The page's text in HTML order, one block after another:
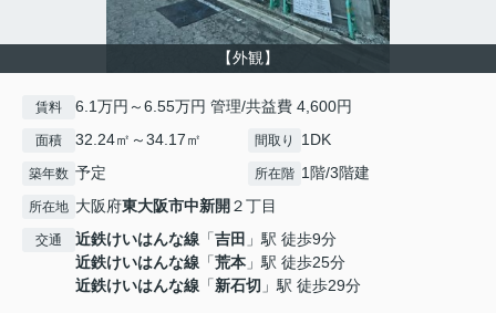
【外観】
賃料 6.1万円～6.55万円 管理/共益費 4,600円
面積 32.24㎡～34.17㎡ 間取り 1DK
築年数 予定 所在階 1階/3階建
所在地 大阪府東大阪市中新開 ２丁目
交通 近鉄けいはんな線 「吉田 」駅 徒歩9分
近鉄けいはんな線 「荒本 」駅 徒歩25分
近鉄けいはんな線 「新石切 」駅 徒歩29分